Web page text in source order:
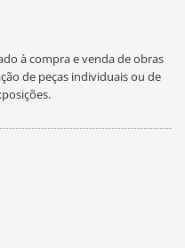
à compra e venda de obras
de peças individuais ou de